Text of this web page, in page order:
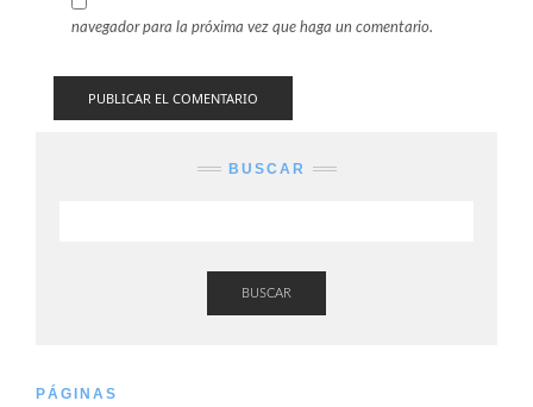
navegador para la próxima vez que haga un comentario.
BUSCAR
BUSCAR
PÁGINAS